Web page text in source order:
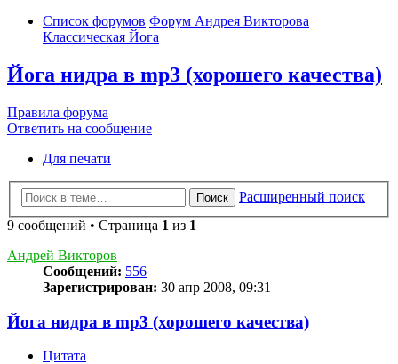
Список форумов Форум Андрея Викторова
Классическая Йога
Йога нидра в mp3 (хорошего качества)
Правила форума
Ответить на сообщение
Для печати
Поиск
Расширенный поиск
9 сообщений • Страница 1 из 1
Андрей Викторов
Сообщений: 556
Зарегистрирован: 30 апр 2008, 09:31
Йога нидра в mp3 (хорошего качества)
Цитата